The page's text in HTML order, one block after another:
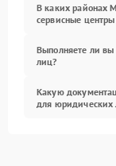
В каких районах
сервисные
Выполняете ли
лиц?
Какую
для юридических